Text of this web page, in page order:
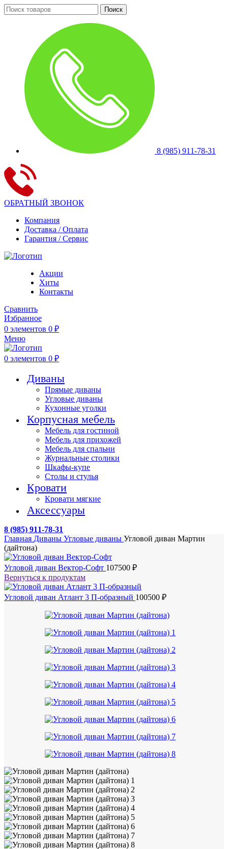
Поиск
8 (985) 911-78-31
ОБРАТНЫЙ ЗВОНОК
Компания
Доставка / Оплата
Гарантия / Сервис
Акции
Хиты
Контакты
Сравнить
Избранное
0 элементов 0 ₽
Меню
0 элементов 0 ₽
Диваны
Прямые диваны
Угловые диваны
Кухонные уголки
Корпусная мебель
Мебель для гостиной
Мебель для прихожей
Мебель для спальни
Журнальные столики
Шкафы-купе
Столы и стулья
Кровати
Кровати мягкие
Аксессуары
8 (985) 911-78-31
Главная Диваны Угловые диваны Угловой диван Мартин
(дайтона)
Угловой диван Вектор-Софт 107500 ₽
Вернуться к продуктам
Угловой диван Атлант 3 П-образный 100500 ₽